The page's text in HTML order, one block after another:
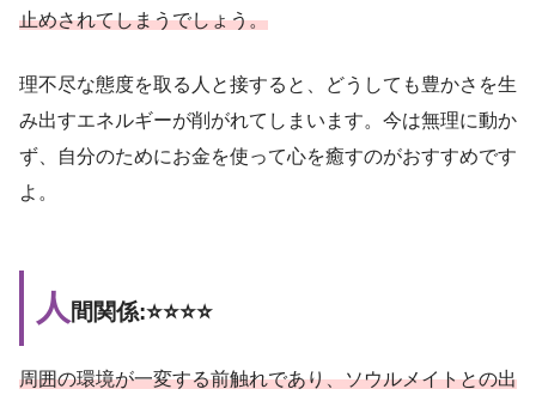
止めされてしまうでしょう。
理不尽な態度を取る人と接すると、どうしても豊かさを生
み出すエネルギーが削がれてしまいます。今は無理に動か
ず、自分のためにお金を使って心を癒すのがおすすめです
よ。
人 間関係:⭐️⭐️⭐️⭐️
周囲の環境が一変する前触れであり、ソウルメイトとの出